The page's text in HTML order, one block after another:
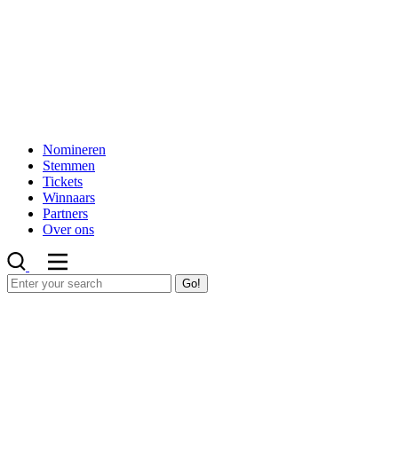
Nomineren
Stemmen
Tickets
Winnaars
Partners
Over ons
Go!